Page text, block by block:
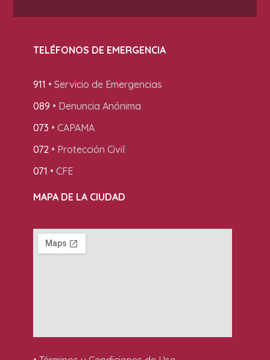
TELÉFONOS DE EMERGENCIA
911 • Servicio de Emergencias
089 • Denuncia Anónima
073 • CAPAMA
072 • Protección Civil
071 • CFE
MAPA DE LA CIUDAD